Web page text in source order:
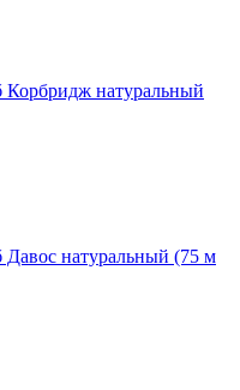
натуральный
натуральный (75 м